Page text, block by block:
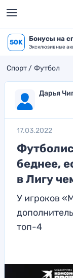
50K Бонусы на
Эксклюзивные
Спорт Футбол
Дарья
17.03.2022
беднее,
в Лигу
У игроков
топ-4